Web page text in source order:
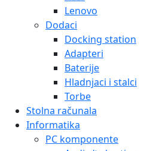
Lenovo
Dodaci
Docking station
Adapteri
Baterije
Hladnjaci i stalci
Torbe
Stolna računala
Informatika
PC komponente